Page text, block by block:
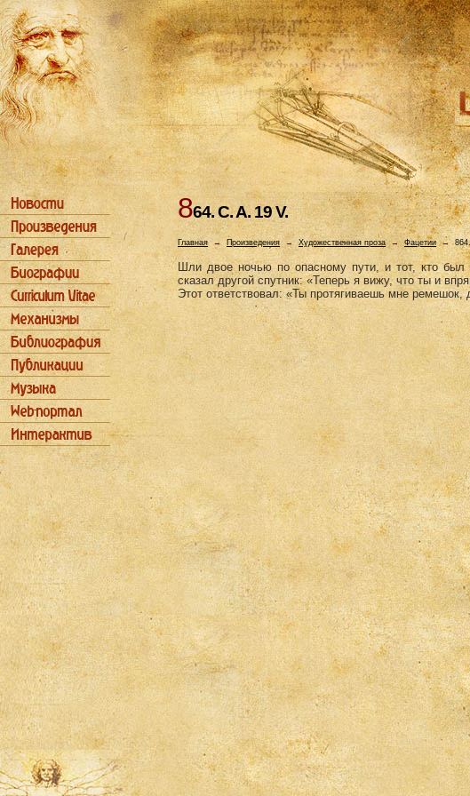
864. C. A. 19 V.
Главная→ Произведения → Художественная проза → Фацетии→
Шли двое ночью по опасному пути, и тот, кто был
сказал другой спутник: «Теперь я вижу, что ты и
Этот ответствовал: «Ты протягиваешь мне ремешок,